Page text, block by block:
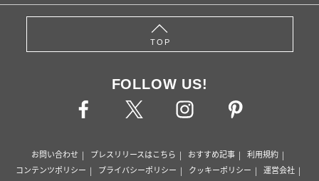
TOP
FOLLOW US!
お問い合わせ プレスリリースはこちら おすすめ記事
利用規約
コンテンツポリシー
プライバシーポリシー クッキーポリシー
運営会社